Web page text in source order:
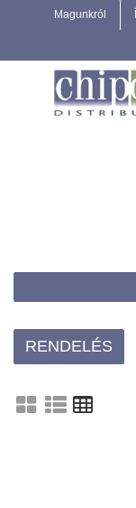
Magunkról
RENDELÉS